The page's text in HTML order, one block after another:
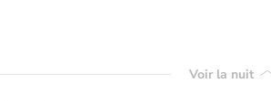
Voir la nuit